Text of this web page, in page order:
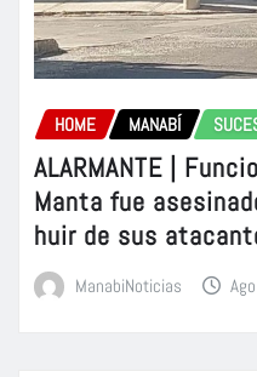
HOME MANABÍ
ALARMANTE |
Manta fue
huir de sus
ManabiNoticias